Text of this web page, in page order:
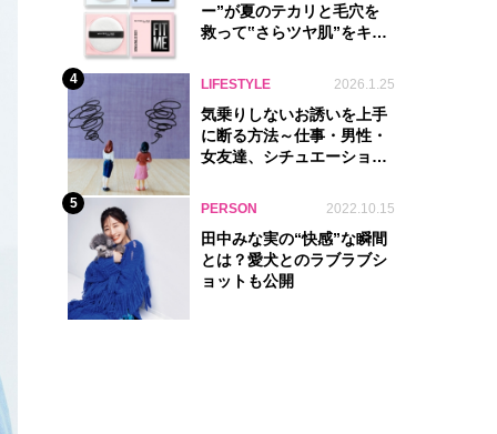
ー”が夏のテカリと毛穴を
救って‟さらツヤ肌”をキー
4 LIFESTYLE 2026.1.25
気乗りしないお誘いを上手
に断る方法～仕事・男性・
女友達、シチュエーション
5 PERSON 2022.10.15
田中みな実の“快感”な瞬間
とは？愛犬とのラブラブシ
ョットも公開